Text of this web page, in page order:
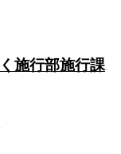
施行部施行課